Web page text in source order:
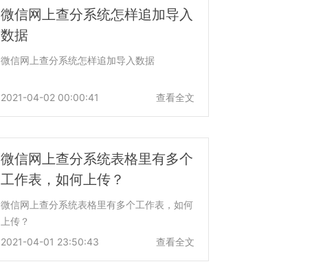
微信网上查分系统怎样追加导入
数据
微信网上查分系统怎样追加导入数据
2021-04-02 00:00:41 查看全文
微信网上查分系统表格里有多个
工作表，如何上传？
微信网上查分系统表格里有多个工作表，如何
上传？
2021-04-01 23:50:43
查看全文